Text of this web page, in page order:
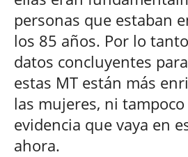
personas que estaban
los 85 años. Por lo
datos concluyentes
estas MT están más
las mujeres, ni
evidencia que vaya en
ahora.